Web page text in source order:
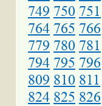
749 750 751
764 765 766
779 780 781
794 795 796
809 810 811
824 825 826